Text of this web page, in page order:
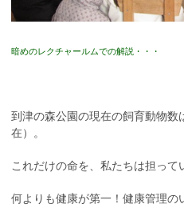
暗めのレクチャールムでの解説・・・
到津の森公園の現在の飼育動物数
在）。
これだけの命を、私たちは担って
何よりも健康が第一！健康管理の